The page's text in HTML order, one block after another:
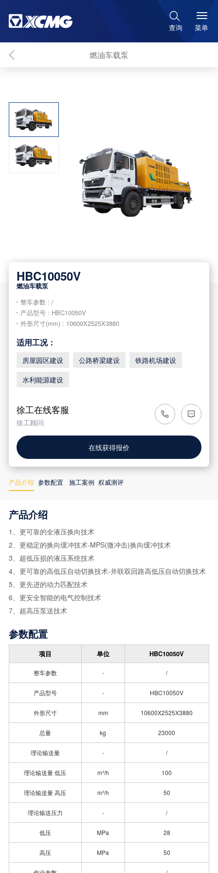

查询 菜单
燃油车载泵
HBC10050V
燃油车载泵
整车参数 : /
产品型号 : HBC10050V
外形尺寸(mm) : 10600X2525X3880
适用工况：
房屋园区建设 公路桥梁建设
铁路机场建设
水利能源建设
徐工在线客服
徐工顾问
在线获得报价
产品介绍 参数配置 施工案例 权威测评
产品介绍
1、更可靠的全液压换向技术
2、更稳定的换向缓冲技术-MPS(微冲击)换向缓冲技术
3、超低压损的液压系统技术
4、更可靠的高低压自动切换技术-并联双回路高低压自动切换技术
5、更先进的动力匹配技术
6、更安全智能的电气控制技术
7、超高压泵送技术
参数配置
项目 单位 HBC10050V
整车参数 - /
产品型号 - HBC10050V
外形尺寸 mm 10600X2525X3880
总量 kg 23000
理论输送量 - /
理论输送量 低压 m³/h 100
理论输送量 高压 m³/h 50
理论输送压力 - /
低压 MPa 28
高压 MPa 50